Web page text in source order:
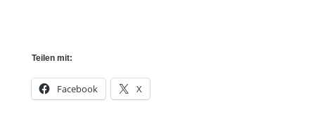
Teilen mit:
Facebook X